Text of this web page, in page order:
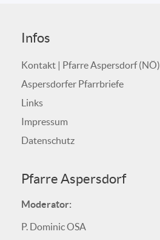
Infos
Kontakt | Pfarre Aspersdorf (NÖ)
Aspersdorfer Pfarrbriefe
Links
Impressum
Datenschutz
Pfarre Aspersdorf
Moderator:
P. Dominic OSA